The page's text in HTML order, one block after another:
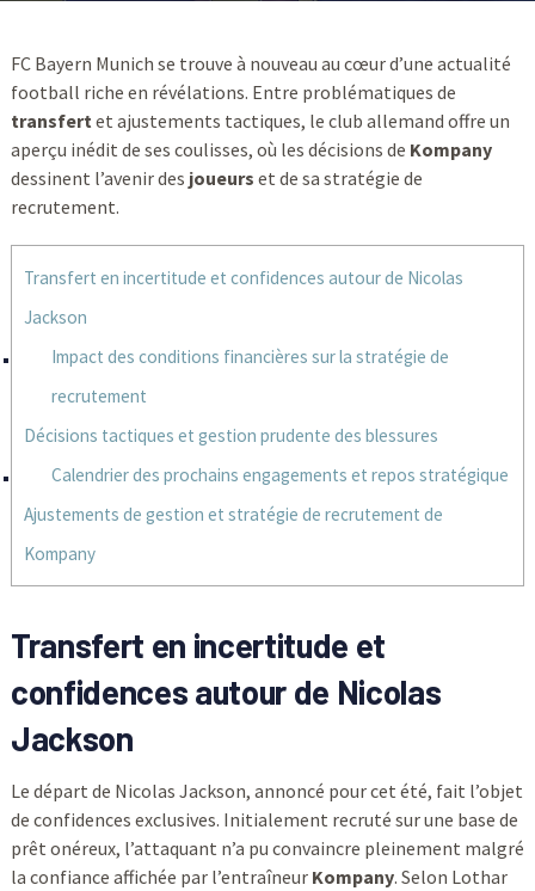
FC Bayern Munich se trouve à nouveau au cœur d’une actualité
football riche en révélations. Entre problématiques de
transfertet ajustements tactiques, le club allemand offre un
aperçu inédit de ses coulisses, où les décisions de Kompany
dessinent l’avenir des joueurs et de sa stratégie de
recrutement.
Transfert en incertitude et confidences autour de Nicolas
Jackson
Impact des conditions financières sur la stratégie de
recrutement
Décisions tactiques et gestion prudente des blessures
Calendrier des prochains engagements et repos stratégique
Ajustements de gestion et stratégie de recrutement de
Kompany
Transfert en incertitude et
confidences autour de Nicolas
Jackson
Le départ de Nicolas Jackson, annoncé pour cet été, fait l’objet
de confidences exclusives. Initialement recruté sur une base de
prêt onéreux, l’attaquant n’a pu convaincre pleinement malgré
la confiance affichée par l’entraîneur Kompany. Selon Lothar